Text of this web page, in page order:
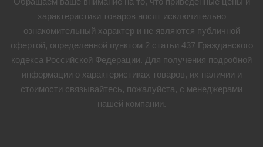
характеристики товaров носят исключительно
ознакомительный характер и не являются публичной
офертой, определенной пунктом 2 статьи 437 Гражданского
кодекса Российской Федерации. Для получения подробной
информации о характеристиках товaров, их наличии и
стоимости связывайтесь, пожалуйста, с менеджерами
нашей компании.